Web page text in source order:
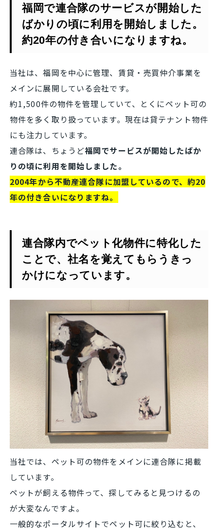
福岡で連合隊のサービスが開始した
ばかりの頃に利用を開始しました。
約20年の付き合いになりますね。
当社は、福岡を中心に管理、賃貸・売買仲介事業を
メインに展開している会社です。
約1,500件の物件を管理していて、とくにペット可の
物件を多く取り扱っています。現在は貸テナント物件
にも注力しています。
連合隊は、ちょうど福岡でサービスが開始したばか
りの頃に利用を開始しました。
2004年から不動産連合隊に加盟しているので、約20
年の付き合いになりますね。
連合隊内でペット化物件に特化した
ことで、社名を覚えてもらうきっ
かけになっています。
当社では、ペット可の物件をメインに連合隊に掲載
しています。
ペットが飼える物件って、探してみると見つけるの
が大変なんですよ。
一般的なポータルサイトでペット可に絞り込むと、